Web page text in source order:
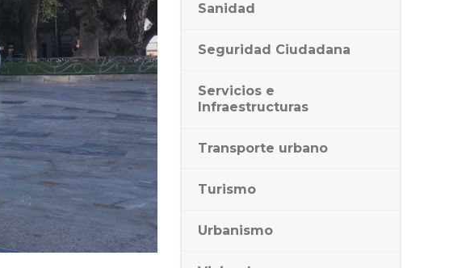
Sanidad
Seguridad Ciudadana
Servicios e
Infraestructuras
Transporte urbano
Turismo
Urbanismo